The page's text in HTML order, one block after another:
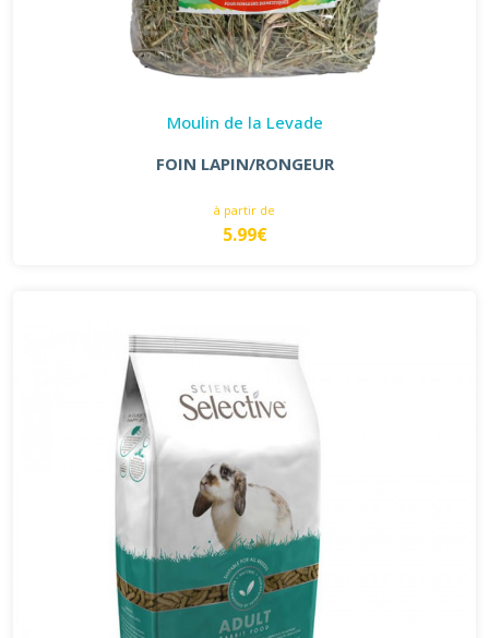
Moulin de la Levade
FOIN LAPIN/RONGEUR
à partir de
5.99€